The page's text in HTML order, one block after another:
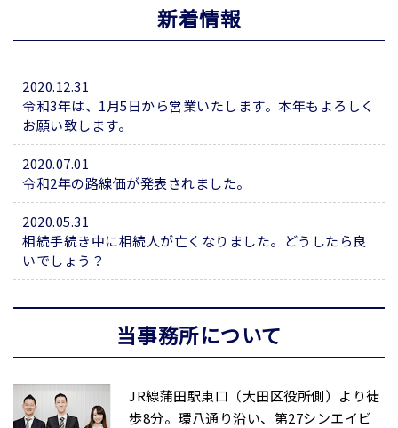
新着情報
2020.12.31
令和3年は、1月5日から営業いたします。本年もよろしく
お願い致します。
2020.07.01
令和2年の路線価が発表されました。
2020.05.31
相続手続き中に相続人が亡くなりました。どうしたら良
いでしょう？
当事務所について
JR線蒲田駅東口（大田区役所側）より徒
歩8分。環八通り沿い、第27シンエイビ